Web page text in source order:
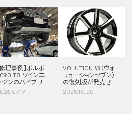
修理事例】ボルボ
T8 ツインエ
ジンのハイブリッ
システム故障・
VOLUTION Ⅶ（ヴォ
リューションセブン）
の復刻版が発売さ
れました！
2025.10.20